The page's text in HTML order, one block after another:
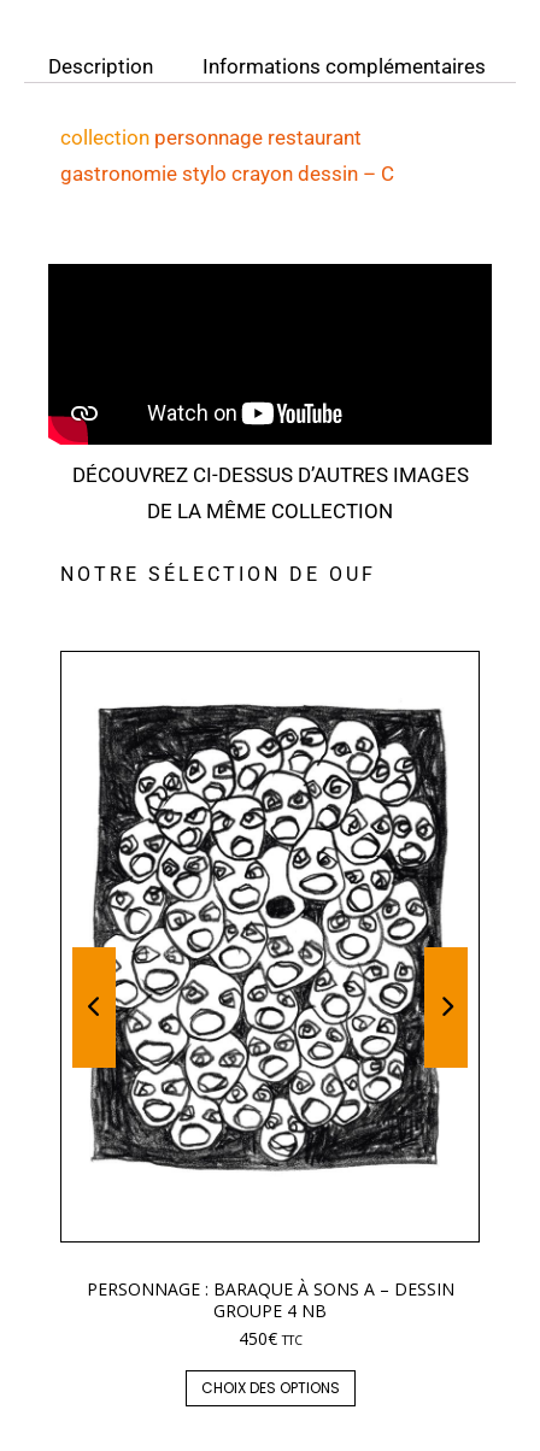
Description Informations complémentaires
collection personnage restaurant
gastronomie stylo crayon dessin – C
DÉCOUVREZ CI-DESSUS D’AUTRES IMAGES
DE LA MÊME COLLECTION
NOTRE SÉLECTION DE OUF
PERSONNAGE : BARAQUE À SONS A – DESSIN
GROUPE 4 NB
450€ TTC
CHOIX DES OPTIONS